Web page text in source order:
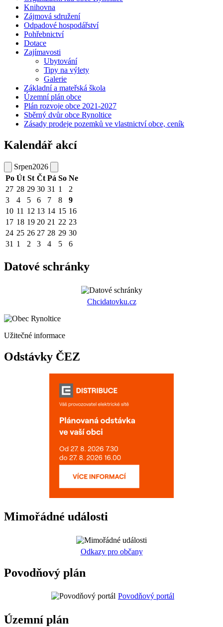
Knihovna
Zájmová sdružení
Odpadové hospodářství
Pohřebnictví
Dotace
Zajímavosti
Ubytování
Tipy na výlety
Galerie
Základní a mateřská škola
Územní plán obce
Plán rozvoje obce 2021-2027
Sběrný dvůr obce Rynoltice
Zásady prodeje pozemků ve vlastnictví obce, ceník
Kalendář akcí
Srpen2026
Po Út St Čt Pá So Ne
27 28 29 30 31 1
2
3
4 5 6 7 8
9
10 11 12 13 14 15 16
17 18 19 20 21 22 23
24 25 26 27 28 29 30
31 1 2 3 4 5 6
Datové schránky
Chcidatovku.cz
Užitečné informace
Odstávky ČEZ
Mimořádné události
Odkazy pro občany
Povodňový plán
Povodňový portál
Územní plán